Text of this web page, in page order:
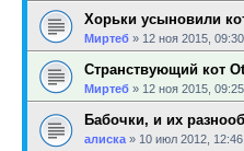
Хорьки усыновили
Миртеб » 12 ноя 2015, 09:30
Странствующий кот
Миртеб » 12 ноя 2015, 09:25
Бабочки, и их
алиска » 10 июл 2012, 12:46